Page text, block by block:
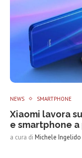
NEWS SMARTPHONE
Xiaomi lavora
e smartphone
a cura di Michele Ingelido